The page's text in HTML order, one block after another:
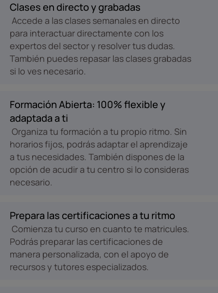
Clases en directo y grabadas
Accede a las clases semanales en directo
para interactuar directamente con los
expertos del sector y resolver tus dudas.
También puedes repasar las clases grabadas
si lo ves necesario.
Formación Abierta: 100% flexible y
adaptada a ti
Organiza tu formación a tu propio ritmo. Sin
horarios fijos, podrás adaptar el aprendizaje
a tus necesidades. También dispones de la
opción de acudir a tu centro si lo consideras
necesario.
Prepara las certificaciones a tu ritmo
Comienza tu curso en cuanto te matricules.
Podrás preparar las certificaciones de
manera personalizada, con el apoyo de
recursos y tutores especializados.